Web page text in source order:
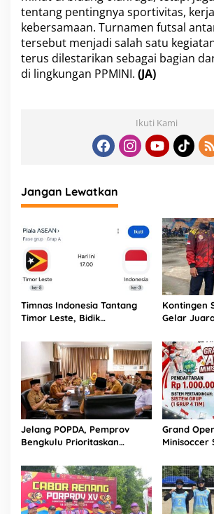
tentang pentingnya sportivitas,
kebersamaan. Turnamen futsal
tersebut menjadi salah satu
terus dilestarikan sebagai bagian
di lingkungan PPMINI. (JA)
Ikuti Kami
Jangan Lewatkan
Timnas Indonesia Tantang
Timor Leste, Bidik
AFF 2026
Kontingen
Gelar
Jelang POPDA, Pemprov
Bengkulu Prioritaskan
Lebar
Grand
Minisoccer
Turnamen